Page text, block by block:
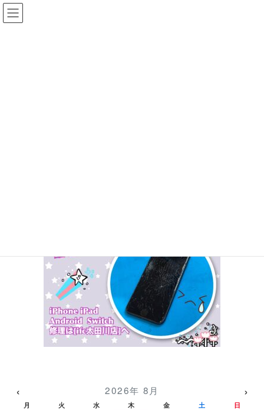
コ
ン
ナ
ビ
‹ 2026年 8月 ›
月 火 水 木 金 土 日